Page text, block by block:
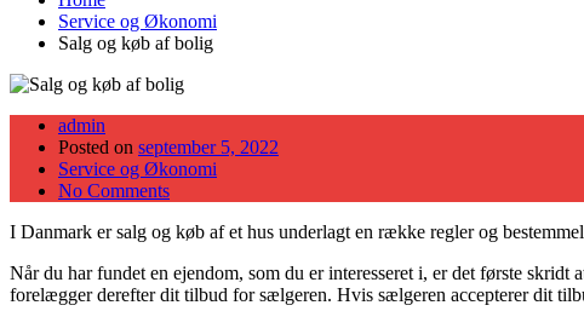
Service og Økonomi
Salg og køb af bolig
admin
Posted on september 5, 2022
Service og Økonomi
No Comments
I Danmark er salg og køb af et hus underlagt en række regler og
Når du har fundet en ejendom, som du er interesseret i, er det første
forelægger derefter dit tilbud for sælgeren. Hvis sælgeren accepterer dit